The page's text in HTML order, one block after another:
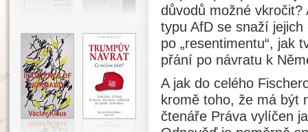
důvodů možné
typu AfD se snaží
po „resentimentu“, jak
přání po návratu k
A jak do celého
kromě toho, že má být
čtenáře Práva vylíčen